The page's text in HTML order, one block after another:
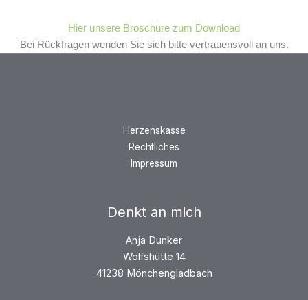
Hier unsere Broschüre zum Download
Bei Rückfragen wenden Sie sich bitte vertrauensvoll an uns.
Herzenskasse
Rechtliches
Impressum
Denkt an mich
Anja Dunker
Wolfshütte 14
41238 Mönchengladbach